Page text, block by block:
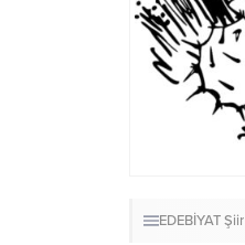
EDEBİYATŞiir